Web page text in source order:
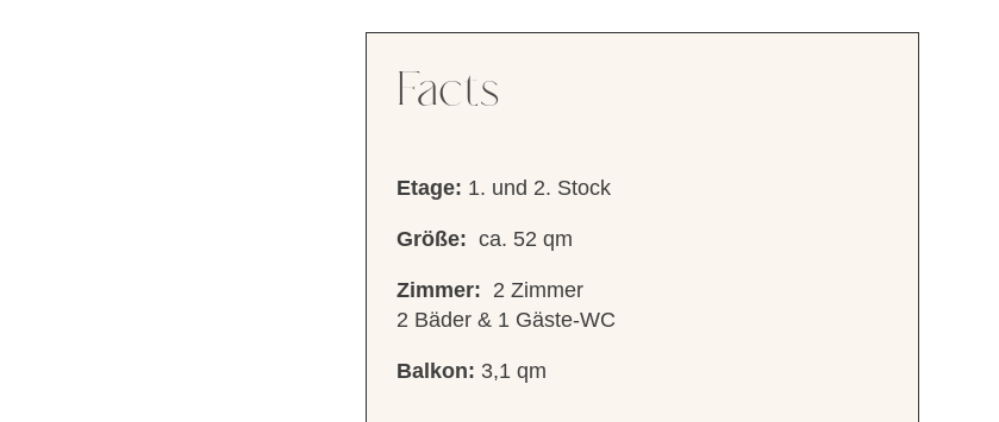
Facts
Etage: 1. und 2. Stock
Größe: ca. 52 qm
Zimmer: 2 Zimmer
2 Bäder & 1 Gäste-WC
Balkon: 3,1 qm